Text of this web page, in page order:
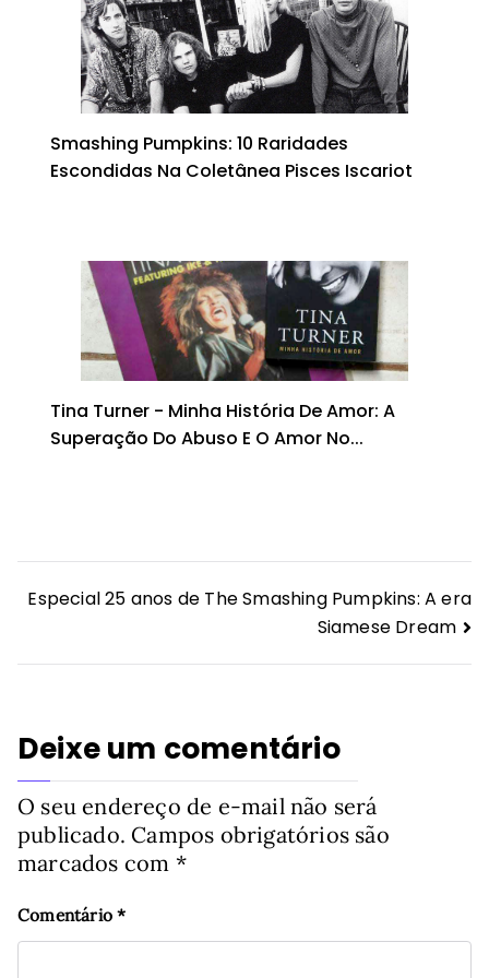
Smashing Pumpkins: 10 Raridades
Escondidas Na Coletânea Pisces Iscariot
Tina Turner - Minha História De Amor: A
Superação Do Abuso E O Amor No...
Navegação
Especial 25 anos de The Smashing Pumpkins: A era
Siamese Dream
Deixe um comentário
O seu endereço de e-mail não será
publicado. Campos obrigatórios são
marcados com *
Comentário*